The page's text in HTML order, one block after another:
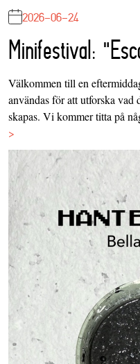
2026-06-24
Minifestival:
Välkommen till en
användas för att utforska vad
skapas. Vi kommer titta på
>